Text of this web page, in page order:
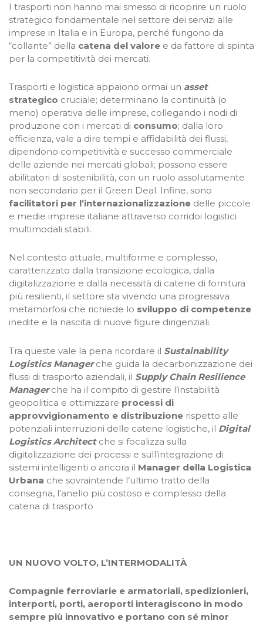
I trasporti non hanno mai smesso di ricoprire un ruolo
strategico fondamentale nel settore dei servizi alle
imprese in Italia e in Europa, perché fungono da
“collante” della catena del valore e da fattore di spinta
per la competitività dei mercati.
Trasporti e logistica appaiono ormai un asset
strategico cruciale; determinano la continuità (o
meno) operativa delle imprese, collegando i nodi di
produzione con i mercati di consumo; dalla loro
efficienza, vale a dire tempi e affidabilità dei flussi,
dipendono competitività e successo commerciale
delle aziende nei mercati globali; possono essere
abilitatori di sostenibilità, con un ruolo assolutamente
non secondario per il Green Deal. Infine, sono
facilitatori per l’internazionalizzazione delle piccole
e medie imprese italiane attraverso corridoi logistici
multimodali stabili.
Nel contesto attuale, multiforme e complesso,
caratterizzato dalla transizione ecologica, dalla
digitalizzazione e dalla necessità di catene di fornitura
più resilienti, il settore sta vivendo una progressiva
metamorfosi che richiede lo sviluppo di competenze
inedite e la nascita di nuove figure dirigenziali.
Tra queste vale la pena ricordare il Sustainability
Logistics Manager che guida la decarbonizzazione dei
flussi di trasporto aziendali, il Supply Chain Resilience
Managerche ha il compito di gestire l’instabilità
geopolitica e ottimizzare processi di
approvvigionamento e distribuzione rispetto alle
potenziali interruzioni delle catene logistiche, il Digital
Logistics Architect che si focalizza sulla
digitalizzazione dei processi e sull’integrazione di
sistemi intelligenti o ancora il Manager della Logistica
Urbana che sovraintende l’ultimo tratto della
consegna, l’anello più costoso e complesso della
catena di trasporto
UN NUOVO VOLTO, L’INTERMODALITÀ
Compagnie ferroviarie e armatoriali, spedizionieri,
interporti, porti, aeroporti interagiscono in modo
sempre più innovativo e portano con sé minor